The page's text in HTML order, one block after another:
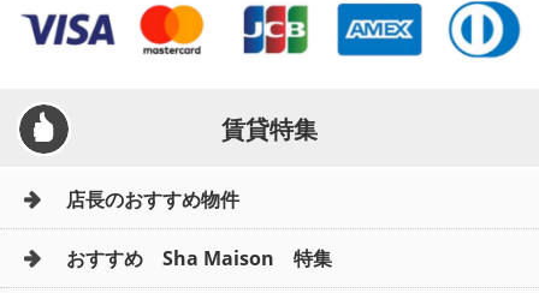
賃貸特集
店長のおすすめ物件
おすすめ Sha Maison 特集